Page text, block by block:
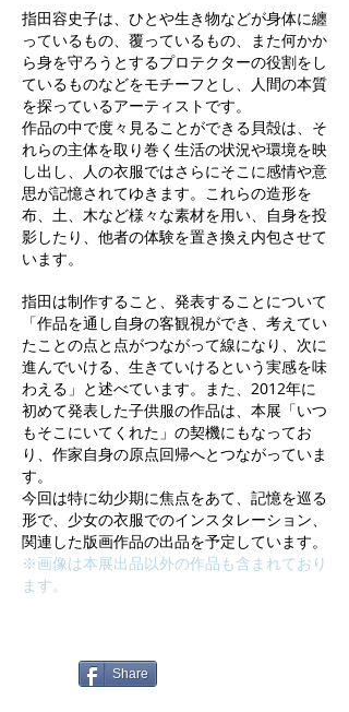
指田容史子は、ひとや生き物などが身体に纏
っているもの、覆っているもの、また何かか
ら身を守ろうとするプロテクターの役割をし
ているものなどをモチーフとし、人間の本質
を探っているアーティストです。
作品の中で度々見ることができる貝殻は、そ
れらの主体を取り巻く生活の状況や環境を映
し出し、人の衣服ではさらにそこに感情や意
思が記憶されてゆきます。これらの造形を
布、土、木など様々な素材を用い、自身を投
影したり、他者の体験を置き換え内包させて
います。
指田は制作すること、発表することについて
「作品を通し自身の客観視ができ、考えてい
たことの点と点がつながって線になり、次に
進んでいける、生きていけるという実感を味
わえる」と述べています。また、2012年に
初めて発表した子供服の作品は、本展「いつ
もそこにいてくれた」の契機にもなってお
り、作家自身の原点回帰へとつながっていま
す。
今回は特に幼少期に焦点をあて、記憶を巡る
形で、少女の衣服でのインスタレーション、
関連した版画作品の出品を予定しています。
※画像は本展出品以外の作品も含まれており
ます。
Share